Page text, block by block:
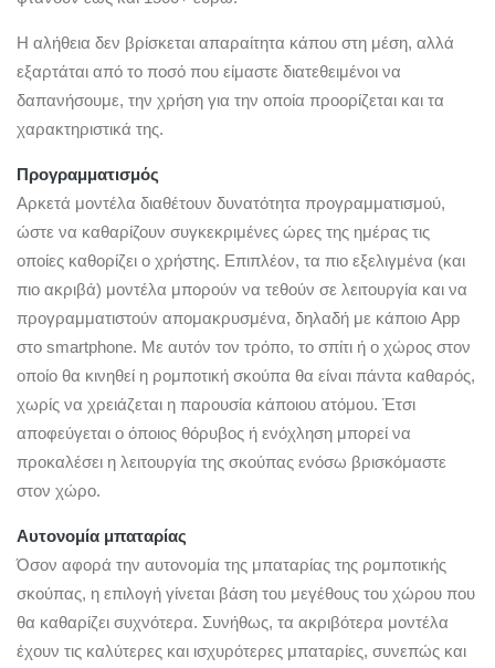
Η αλήθεια δεν βρίσκεται απαραίτητα κάπου στη μέση, αλλά
εξαρτάται από το ποσό που είμαστε διατεθειμένοι να
δαπανήσουμε, την χρήση για την οποία προορίζεται και τα
χαρακτηριστικά της.
Προγραμματισμός
Αρκετά μοντέλα διαθέτουν δυνατότητα προγραμματισμού,
ώστε να καθαρίζουν συγκεκριμένες ώρες της ημέρας τις
οποίες καθορίζει ο χρήστης. Επιπλέον, τα πιο εξελιγμένα (και
πιο ακριβά) μοντέλα μπορούν να τεθούν σε λειτουργία και να
προγραμματιστούν απομακρυσμένα, δηλαδή με κάποιο App
στο smartphone. Με αυτόν τον τρόπο, το σπίτι ή ο χώρος στον
οποίο θα κινηθεί η ρομποτική σκούπα θα είναι πάντα καθαρός,
χωρίς να χρειάζεται η παρουσία κάποιου ατόμου. Έτσι
αποφεύγεται ο όποιος θόρυβος ή ενόχληση μπορεί να
προκαλέσει η λειτουργία της σκούπας ενόσω βρισκόμαστε
στον χώρο.
Αυτονομία μπαταρίας
Όσον αφορά την αυτονομία της μπαταρίας της ρομποτικής
σκούπας, η επιλογή γίνεται βάση του μεγέθους του χώρου που
θα καθαρίζει συχνότερα. Συνήθως, τα ακριβότερα μοντέλα
έχουν τις καλύτερες και ισχυρότερες μπαταρίες, συνεπώς και